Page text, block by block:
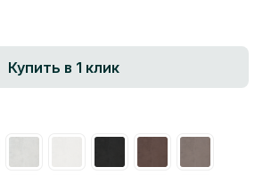
Купить в 1 клик